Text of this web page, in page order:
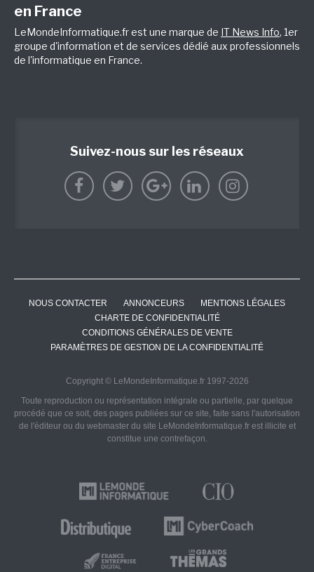
en France
LeMondeInformatique.fr est une marque de IT News Info, 1er
groupe d'information et de services dédié aux professionnels
de l'informatique en France.
Suivez-nous sur les réseaux
NOUS CONTACTER ANNONCEURS
MENTIONS LÉGALES
CHARTE DE CONFIDENTIALITÉ
CONDITIONS GÉNÉRALES DE VENTE
PARAMÈTRES DE GESTION DE LA CONFIDENTIALITÉ
Copyright © LeMondeInformatique.fr 1997-2026
Toute reproduction ou représentation intégrale ou partielle, par quelque
procédé que ce soit, des pages publiées sur ce site, faite sans l'autorisation
de l'éditeur ou du webmaster du site LeMondeInformatique.fr est illicite et
constitue une contrefaçon.